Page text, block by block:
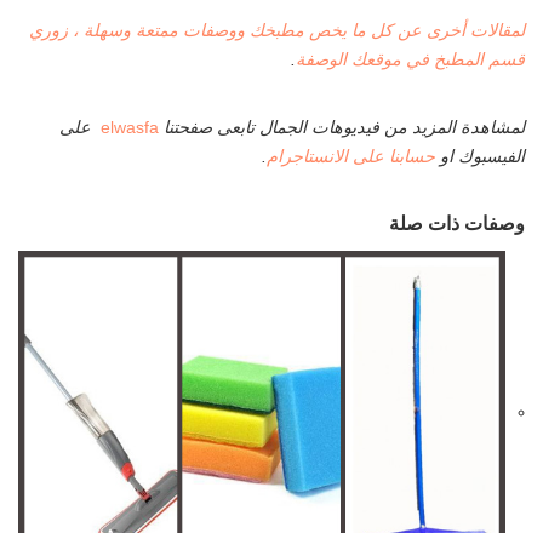
لمقالات أخرى عن كل ما يخص مطبخك ووصفات ممتعة وسهلة ، زوري
قسم المطبخ في موقعك الوصفة.
لمشاهدة المزيد من فيديوهات الجمال تابعى صفحتنا
على
الفيسبوك او حسابنا على الانستاجرام.
وصفات ذات صلة